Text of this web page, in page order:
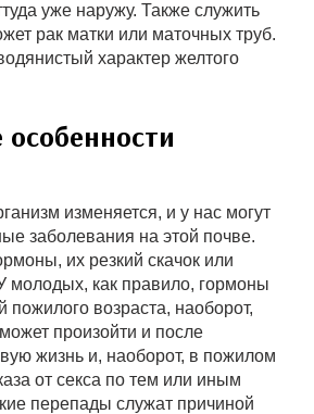
уже наружу. Также служить
рак матки или маточных труб.
характер желтого
изменяется, и у нас могут
заболевания на этой почве.
их резкий скачок или
молодых, как правило, гормоны
пожилого возраста, наоборот,
произойти и после
жизнь и, наоборот, в пожилом
от секса по тем или иным
перепады служат причиной